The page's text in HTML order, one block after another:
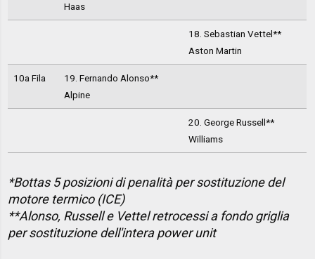
Haas
18. Sebastian Vettel**
Aston Martin
10a Fila
19. Fernando Alonso**
Alpine
20. George Russell**
Williams
*Bottas 5 posizioni di penalità per sostituzione del
motore termico (ICE)
**Alonso, Russell e Vettel retrocessi a fondo griglia
per sostituzione dell'intera power unit